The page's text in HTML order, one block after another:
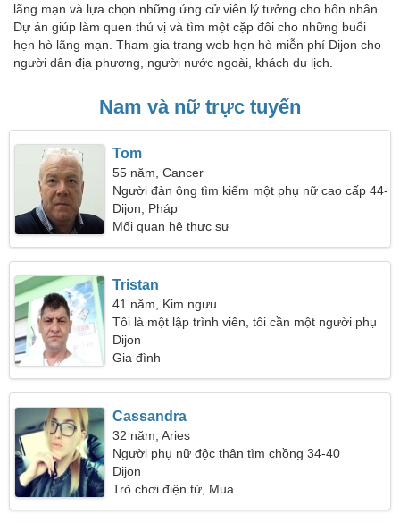
lãng mạn và lựa chọn những ứng cử viên lý tưởng cho hôn nhân.
Dự án giúp làm quen thú vị và tìm một cặp đôi cho những buổi
hẹn hò lãng mạn. Tham gia trang web hẹn hò miễn phí Dijon cho
người dân địa phương, người nước ngoài, khách du lịch.
Nam và nữ trực tuyến
Tom
55 năm, Cancer
Người đàn ông tìm kiếm một phụ nữ cao cấp 44-
50
Dijon, Pháp
Mối quan hệ thực sự
Tristan
41 năm, Kim ngưu
Tôi là một lập trình viên, tôi cần một người phụ
nữ tuyệt vời
Dijon
Gia đình
Cassandra
32 năm, Aries
Người phụ nữ độc thân tìm chồng 34-40
Dijon
Trò chơi điện tử, Mua